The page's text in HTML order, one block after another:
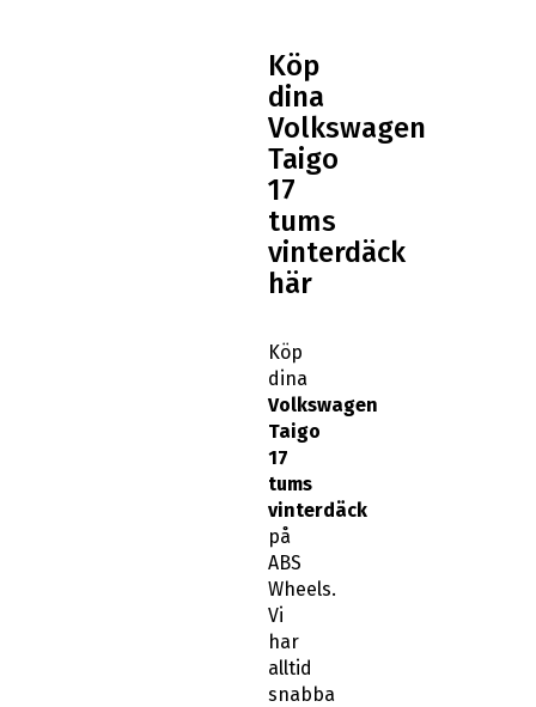
Köp
dina
Volkswagen
Taigo
17
tums
vinterdäck
här
Köp
dina
Volkswagen
Taigo
17
tums
vinterdäck
på
ABS
Wheels.
Vi
har
alltid
snabba